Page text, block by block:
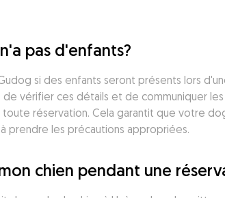
pas d'enfants?
si des enfants seront présents lors
vérifier ces détails et de communiquer
réservation. Cela garantit que votre
prendre les précautions appropriées.
chien pendant une